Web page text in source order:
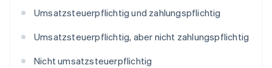
Umsatzsteuerpflichtig und zahlungspflichtig
Umsatzsteuerpflichtig, aber nicht zahlungspflichtig
Nicht umsatzsteuerpflichtig